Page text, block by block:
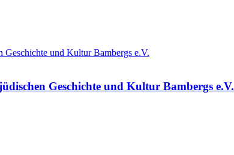
Geschichte und Kultur Bambergs e.V.